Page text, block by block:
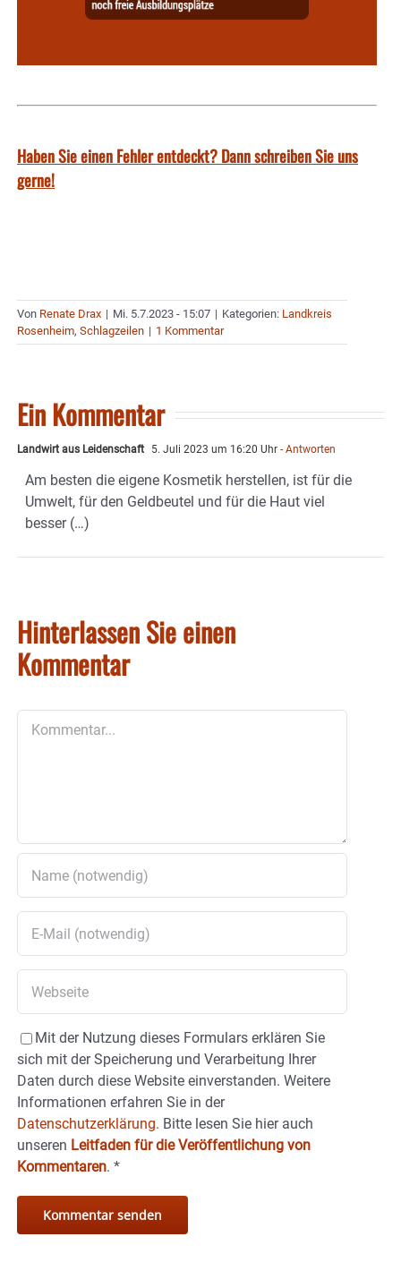
Haben Sie einen Fehler entdeckt? Dann schreiben Sie uns
gerne!
Von Renate Drax | Mi. 5.7.2023 - 15:07 | Kategorien: Landkreis
Rosenheim, Schlagzeilen | 1 Kommentar
Ein Kommentar
Landwirt aus Leidenschaft 5. Juli 2023 um 16:20 Uhr - Antworten
Am besten die eigene Kosmetik herstellen, ist für die
Umwelt, für den Geldbeutel und für die Haut viel
besser (…)
Hinterlassen Sie einen
Kommentar
Mit der Nutzung dieses Formulars erklären Sie
sich mit der Speicherung und Verarbeitung Ihrer
Daten durch diese Website einverstanden. Weitere
Informationen erfahren Sie in der
Datenschutzerklärung. Bitte lesen Sie hier auch
unseren Leitfaden für die Veröffentlichung von
Kommentaren. *